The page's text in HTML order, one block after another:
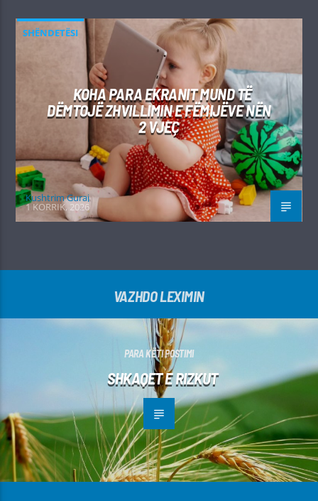
SHËNDETËSI
KOHA PARA EKRANIT MUND TË
DËMTOJË ZHVILLIMIN E FËMIJËVE NËN
2 VJEÇ
Kushtrim Guraj
1 KORRIK, 2026
VAZHDO LEXIMIN
PARA KËTI POSTIMI
SHKAQET E RIZKUT